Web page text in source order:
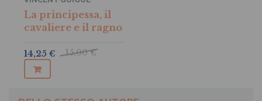
La principessa, il
cavaliere e il ragno
15,00 €
14,25 €